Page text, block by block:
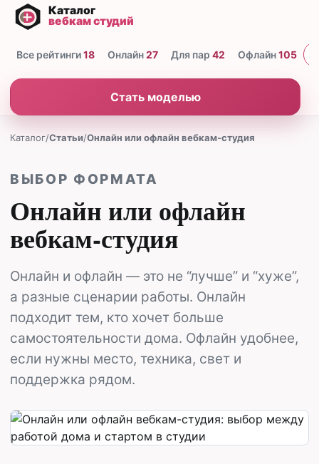
Все рейтинги18 Онлайн27 Для пар 42 Офлайн105
Стать моделью
Каталог/Статьи/Онлайн или офлайн вебкам-студия
ВЫБОР ФОРМАТА
Онлайн или офлайн
вебкам-студия
Онлайн и офлайн — это не “лучше” и “хуже”,
а разные сценарии работы. Онлайн
подходит тем, кто хочет больше
самостоятельности дома. Офлайн удобнее,
если нужны место, техника, свет и
поддержка рядом.